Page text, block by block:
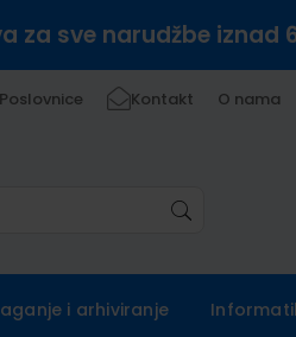
za sve narudžbe iznad
Poslovnice Kontakt O nama
i arhiviranje